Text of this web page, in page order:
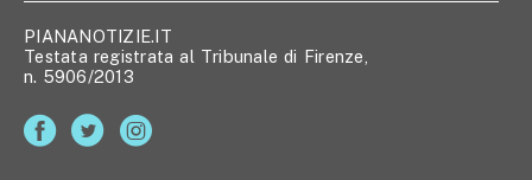
PIANANOTIZIE.IT
Testata registrata al Tribunale di Firenze,
n. 5906/2013